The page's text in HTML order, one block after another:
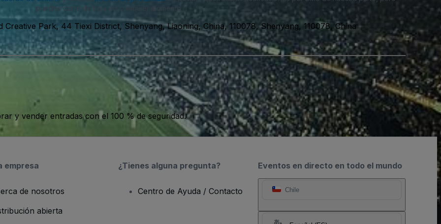
puedes darte de baja en cualquier momento.
Creative Park, 44 Tiexi District, Shenyang, Liaoning, China, 110078, Shenyang, 110078, China
y vender entradas con el 100 % de seguridad.
Eventos en directo en todo el mundo
Chile
empresa
de nosotros
abierta
¿Tienes alguna pregunta?
Centro de Ayuda / Contacto